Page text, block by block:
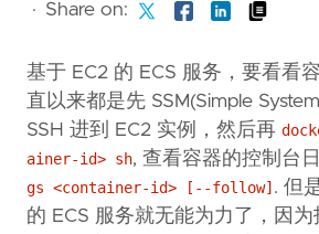
· Share on:
基于 EC2 的 ECS 服务，要看看
直以来都是先 SSM(Simple
SSH 进到 EC2 实例，然后再
ainer-id> sh, 查看容器的控制台
gs <container-id> [--follow] . 但
的 ECS 服务就无能为力了，因为